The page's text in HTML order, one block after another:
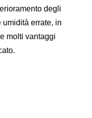
degli
errate, in
molti vantaggi